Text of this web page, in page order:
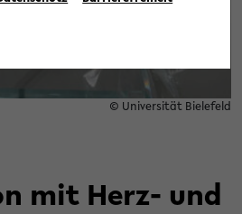
© Universität Bielefeld
mit Herz- und